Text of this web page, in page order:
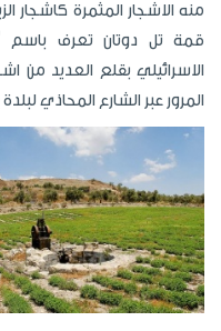
منه الاشجار المثمرة كاشجار
قمة تل دوتان تعرف باسم
الاسرائيلي بقلع العديد من
المرور عبر الشارع المحاذي